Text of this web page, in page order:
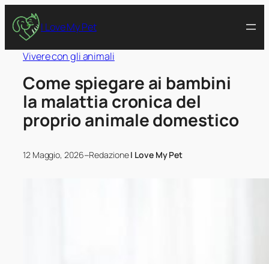
I Love My Pet
Vivere con gli animali
Come spiegare ai bambini
la malattia cronica del
proprio animale domestico
12 Maggio, 2026–RedazioneI Love My Pet